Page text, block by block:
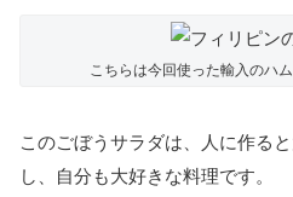
こちらは今回使った輸入のハ
このごぼうサラダは、人に作る
し、自分も大好きな料理です。